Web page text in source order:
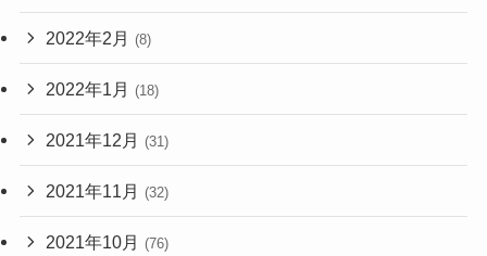
2022年2月 (8)
2022年1月 (18)
2021年12月 (31)
2021年11月 (32)
2021年10月 (76)